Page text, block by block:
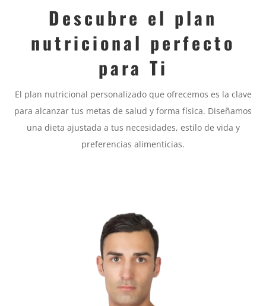
Descubre el plan
nutricional perfecto
para Ti
El plan nutricional personalizado que ofrecemos es la clave
para alcanzar tus metas de salud y forma física. Diseñamos
una dieta ajustada a tus necesidades, estilo de vida y
preferencias alimenticias.